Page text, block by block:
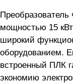
мощностью 15
широкий
оборудованием.
встроенный ПЛК
экономию